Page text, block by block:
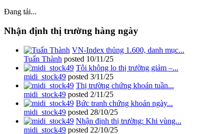
Đang tải...
Nhận định thị trường hàng ngày
VN-Index thủng 1.600, danh mục...
Tuấn Thành posted 10/11/25
Tôi không lo thị trường giảm –...
midi_stock49 posted 3/11/25
Thị trường chứng khoán tuần...
midi_stock49 posted 2/11/25
Bức tranh chứng khoán ngày...
midi_stock49 posted 28/10/25
Nhận định thị trường: Khi vùng...
midi_stock49 posted 22/10/25